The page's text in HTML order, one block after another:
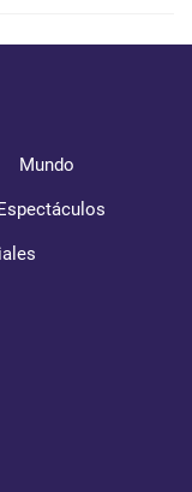
Mundo
Espectáculos